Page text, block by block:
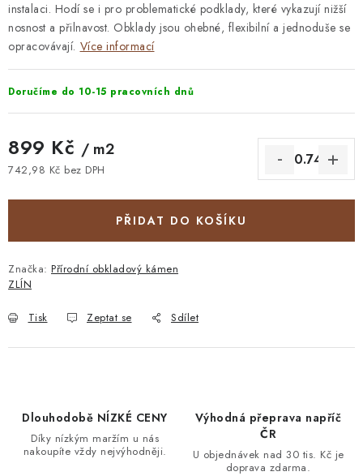
instalaci. Hodí se i pro problematické podklady, které vykazují nižší
nosnost a přilnavost. Obklady jsou ohebné, flexibilní a jednoduše se
opracovávají. Více informací
Doručíme do 10-15 pracovních dnů
899 Kč / m2
742,98 Kč bez DPH
PŘIDAT DO KOŠÍKU
Značka: Přírodní obkladový kámen
ZLÍN
Tisk Zeptat se Sdílet
Dlouhodobě NÍZKÉ CENY
Díky nízkým maržím u nás
nakoupíte vždy nejvýhodněji.
Výhodná přeprava napříč
ČR
U objednávek nad 30 tis. Kč je
doprava zdarma.